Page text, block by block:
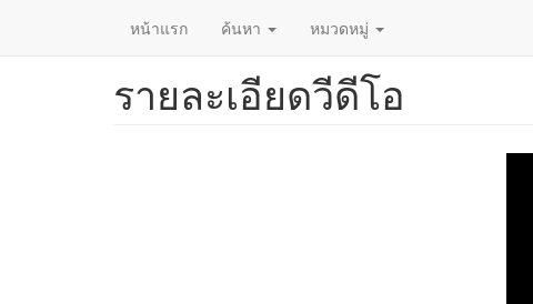
หน้าแรก ค้นหา หมวดหมู่
รายละเอียดวีดีโอ